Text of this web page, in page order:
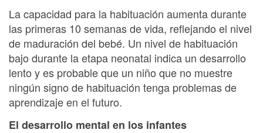
La capacidad para la habituación aumenta durante
las primeras 10 semanas de vida, reflejando el nivel
de maduración del bebé. Un nivel de habituación
bajo durante la etapa neonatal indica un desarrollo
lento y es probable que un niño que no muestre
ningún signo de habituación tenga problemas de
aprendizaje en el futuro.
El desarrollo mental en los infantes